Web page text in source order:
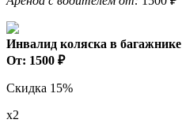
Инвалид коляска в багажнике
От: 1500 ₽
Скидка 15%
x2